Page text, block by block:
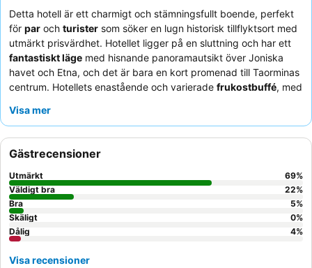
Detta hotell är ett charmigt och stämningsfullt boende, perfekt
för par och turister som söker en lugn historisk tillflyktsort med
utmärkt prisvärdhet. Hotellet ligger på en sluttning och har ett
fantastiskt läge med hisnande panoramautsikt över Joniska
havet och Etna, och det är bara en kort promenad till Taorminas
centrum. Hotellets enastående och varierade frukostbuffé, med
höjdpunkt. Gästerna berömmer konsekvent den exceptionella
vilket skapar en varm, familjär atmosfär. För den bästa
upplevelsen, överväg att be om ett rum som vetter mot
trädgården för en lugnare vistelse.
Visa mer
Gästrecensioner
Utmärkt 69%
Väldigt bra
22%
Bra
5%
Skäligt
0%
Dålig
4%
Visa recensioner